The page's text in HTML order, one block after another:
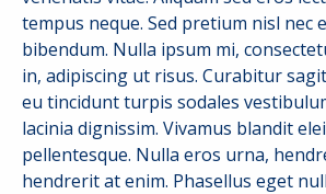
tempus neque. Sed pretium nisl nec
bibendum. Nulla ipsum mi,
in, adipiscing ut risus. Curabitur
eu tincidunt turpis sodales
lacinia dignissim. Vivamus blandit
pellentesque. Nulla eros urna,
hendrerit at enim. Phasellus eget